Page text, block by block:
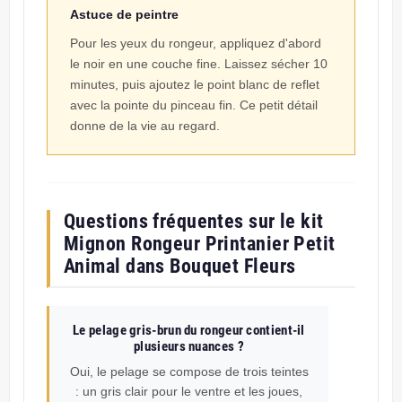
Astuce de peintre
Pour les yeux du rongeur, appliquez d'abord
le noir en une couche fine. Laissez sécher 10
minutes, puis ajoutez le point blanc de reflet
avec la pointe du pinceau fin. Ce petit détail
donne de la vie au regard.
Questions fréquentes sur le kit
Mignon Rongeur Printanier Petit
Animal dans Bouquet Fleurs
Le pelage gris-brun du rongeur contient-il
plusieurs nuances ?
Oui, le pelage se compose de trois teintes
: un gris clair pour le ventre et les joues,